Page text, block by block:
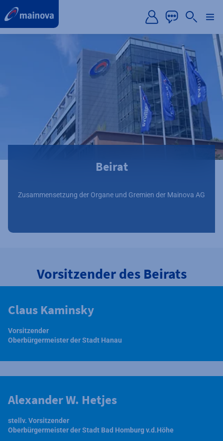
Beirat
Zusammensetzung der Organe und Gremien der Mainova AG
Vorsitzender des Beirats
Claus Kaminsky
Vorsitzender
Oberbürgermeister der Stadt Hanau
Alexander W. Hetjes
stellv. Vorsitzender
Oberbürgermeister der Stadt Bad Homburg v.d.Höhe